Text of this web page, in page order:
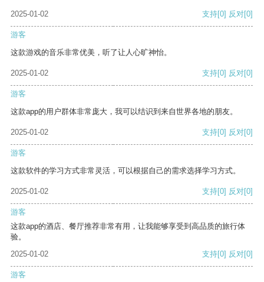
2025-01-02 支持[0] 反对[0]
游客
这款游戏的音乐非常优美，听了让人心旷神怡。
2025-01-02 支持[0] 反对[0]
游客
这款app的用户群体非常庞大，我可以结识到来自世界各地的朋友。
2025-01-02 支持[0] 反对[0]
游客
这款软件的学习方式非常灵活，可以根据自己的需求选择学习方式。
2025-01-02 支持[0] 反对[0]
游客
这款app的酒店、餐厅推荐非常有用，让我能够享受到高品质的旅行体
验。
2025-01-02
支持[0] 反对[0]
游客